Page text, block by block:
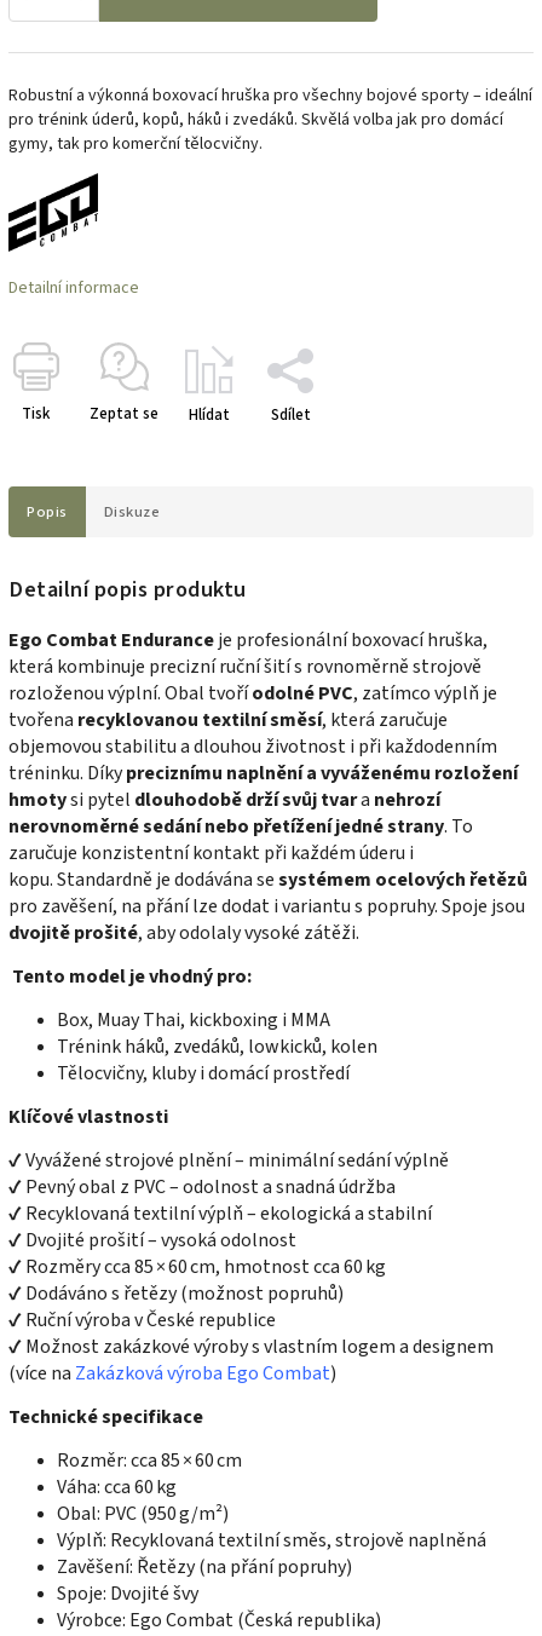
Robustní a výkonná boxovací hruška pro všechny bojové sporty – ideální
pro trénink úderů, kopů, háků i zvedáků. Skvělá volba jak pro domácí
gymy, tak pro komerční tělocvičny.
Detailní informace
Tisk Zeptat se Hlídat Sdílet
Popis Diskuze
Detailní popis produktu
Ego Combat Enduranceje profesionální boxovací hruška,
která kombinuje precizní ruční šití s rovnoměrně strojově
rozloženou výplní. Obal tvoříodolné PVC, zatímco výplň je
tvořena recyklovanou textilní směsí, která zaručuje
objemovou stabilitu a dlouhou životnost i při každodenním
tréninku. Díkypreciznímu naplnění a vyváženému rozložení
hmotysi pytel dlouhodobě drží svůj tvara nehrozí
nerovnoměrné sedání nebo přetížení jedné strany. To
zaručuje konzistentní kontakt při každém úderu i
kopu.Standardně je dodávána sesystémem ocelových řetězů
pro zavěšení, na přání lze dodat i variantu s popruhy. Spoje jsou
dvojitě prošité, aby odolaly vysoké zátěži.
Tento model je vhodný pro:
Box, Muay Thai, kickboxing i MMA
Trénink háků, zvedáků, lowkicků, kolen
Tělocvičny, kluby i domácí prostředí
Klíčové vlastnosti
✔ Vyvážené strojové plnění – minimální sedání výplně
✔ Pevný obal z PVC – odolnost a snadná údržba
✔ Recyklovaná textilní výplň – ekologická a stabilní
✔ Dvojité prošití – vysoká odolnost
✔ Rozměry cca 85 × 60 cm, hmotnost cca 60 kg
✔ Dodáváno s řetězy (možnost popruhů)
✔ Ruční výroba v České republice
✔ Možnost zakázkové výroby s vlastním logem a designem
(více na Zakázková výroba Ego Combat)
Technické specifikace
Rozměr: cca 85 × 60 cm
Váha: cca 60 kg
Obal: PVC (950 g/m²)
Výplň: Recyklovaná textilní směs, strojově naplněná
Zavěšení: Řetězy (na přání popruhy)
Spoje: Dvojité švy
Výrobce: Ego Combat (Česká republika)